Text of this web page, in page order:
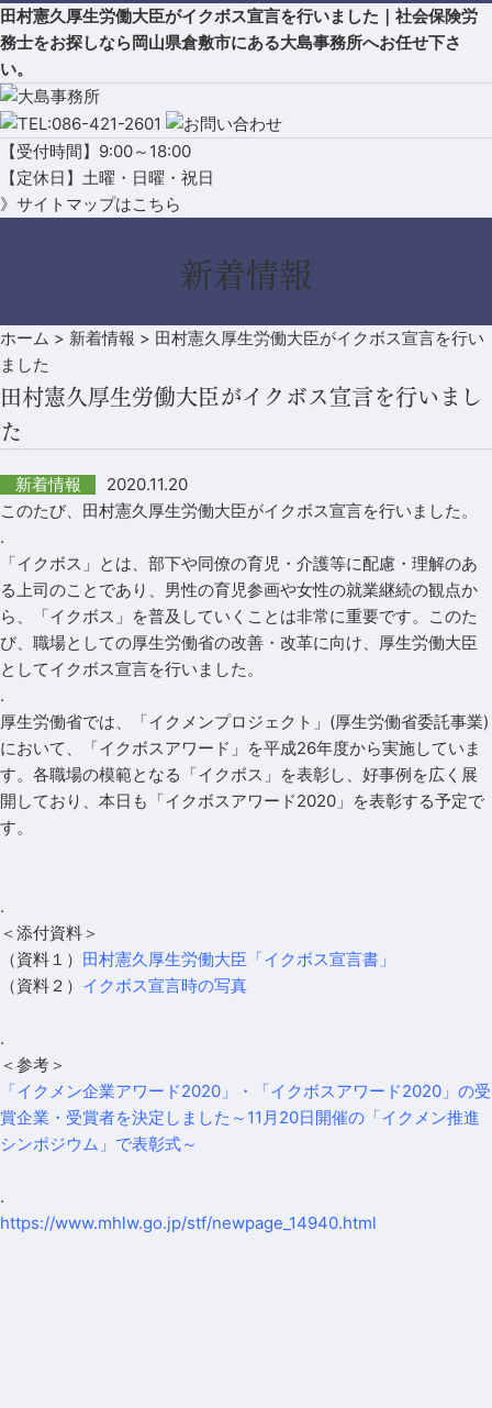
田村憲久厚生労働大臣がイクボス宣言を行いました｜社会保険労
務士をお探しなら岡山県倉敷市にある大島事務所へお任せ下さ
い。
【受付時間】9:00～18:00
【定休日】土曜・日曜・祝日
》サイトマップはこちら
新着情報
ホーム > 新着情報 > 田村憲久厚生労働大臣がイクボス宣言を行い
ました
田村憲久厚生労働大臣がイクボス宣言を行いまし
た
新着情報
2020.11.20
このたび、田村憲久厚生労働大臣がイクボス宣言を行いました。
.
「イクボス」とは、部下や同僚の育児・介護等に配慮・理解のあ
る上司のことであり、男性の育児参画や女性の就業継続の観点か
ら、「イクボス」を普及していくことは非常に重要です。このた
び、職場としての厚生労働省の改善・改革に向け、厚生労働大臣
としてイクボス宣言を行いました。
.
厚生労働省では、「イクメンプロジェクト」(厚生労働省委託事業)
において、「イクボスアワード」を平成26年度から実施していま
す。各職場の模範となる「イクボス」を表彰し、好事例を広く展
開しており、本日も「イクボスアワード2020」を表彰する予定で
す。
.
＜添付資料＞
（資料１） 田村憲久厚生労働大臣「イクボス宣言書」
（資料２） イクボス宣言時の写真
.
＜参考＞
「イクメン企業アワード2020」・「イクボスアワード2020」の受
賞企業・受賞者を決定しました～11月20日開催の「イクメン推進
シンポジウム」で表彰式～
.
https://www.mhlw.go.jp/stf/newpage_14940.html